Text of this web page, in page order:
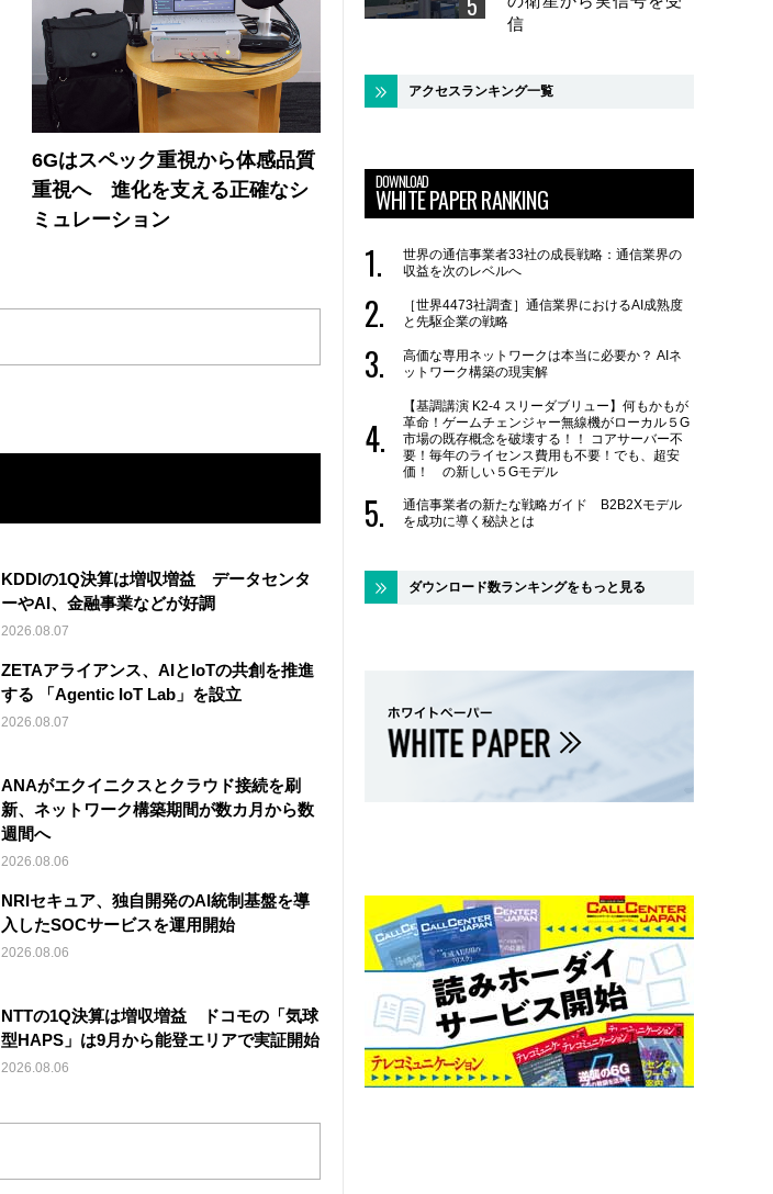
6Gはスペック重視から体感品質
重視へ 進化を支える正確なシ
ミュレーション
KDDIの1Q決算は増収増益 データセンタ
ーやAI、金融事業などが好調
2026.08.07
ZETAアライアンス、AIとIoTの共創を推進
する 「Agentic IoT Lab」を設立
2026.08.07
ANAがエクイニクスとクラウド接続を刷
新、ネットワーク構築期間が数カ月から数
週間へ
2026.08.06
NRIセキュア、独自開発のAI統制基盤を導
入したSOCサービスを運用開始
2026.08.06
NTTの1Q決算は増収増益 ドコモの「気球
型HAPS」は9月から能登エリアで実証開始
2026.08.06
信
アクセスランキング一覧
DOWNLOAD
WHITE PAPER RANKING
世界の通信事業者33社の成長戦略：通信業界の
収益を次のレベルへ
［世界4473社調査］通信業界におけるAI成熟度
と先駆企業の戦略
高価な専用ネットワークは本当に必要か？ AIネ
ットワーク構築の現実解
【基調講演 K2-4 スリーダブリュー】何もかもが
革命！ゲームチェンジャー無線機がローカル５G
市場の既存概念を破壊する！！ コアサーバー不
要！毎年のライセンス費用も不要！でも、超安
価！ の新しい５Gモデル
通信事業者の新たな戦略ガイド B2B2Xモデル
を成功に導く秘訣とは
ダウンロード数ランキングをもっと見る